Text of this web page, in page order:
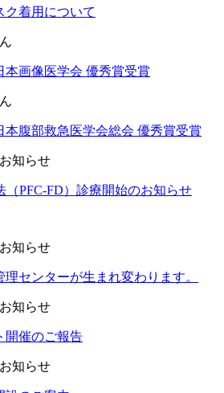
ク着用について
本画像医学会 優秀賞受賞
本腹部救急医学会総会 優秀賞受賞
知らせ
（PFC-FD）診療開始のお知らせ
知らせ
センターが生まれ変わります。
知らせ
開催のご報告
知らせ